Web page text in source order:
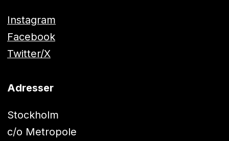
Instagram
Facebook
Twitter/X
Adresser
Stockholm
c/o Metropole